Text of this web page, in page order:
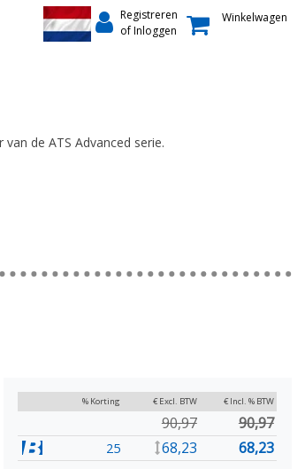
Registreren
of Inloggen
Winkelwagen
de ATS Advanced serie.
% Korting € Excl. BTW € Incl. % BTW
90,97 90,97
25 68,23 68,23